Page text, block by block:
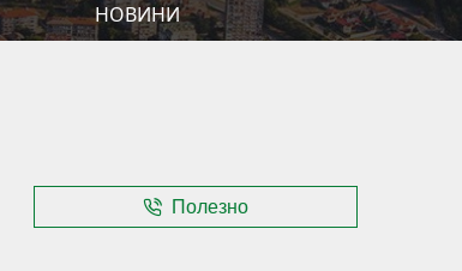
НОВИНИ
Полезно